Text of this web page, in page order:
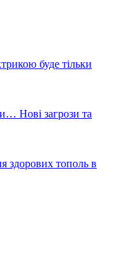
буде тільки
Нові загрози та
здорових тополь в